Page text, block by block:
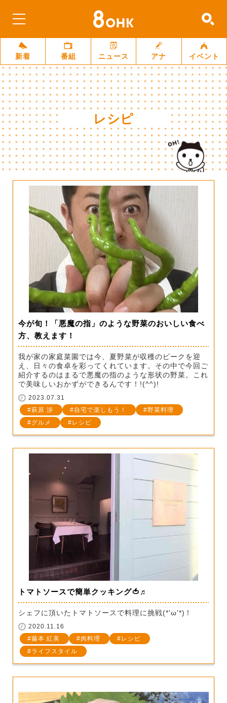
新着 番組 ニュース アナ イベント
レシピ
今が旬！「悪魔の指」のような野菜のおいしい食べ
方、教えます！
我が家の家庭菜園では今、夏野菜が収穫のピークを迎
え、日々の食卓を彩ってくれています。その中で今回ご
紹介するのはまるで悪魔の指のような形状の野菜。これ
で美味しいおかずができるんです！!(^^)!
2023.07.31
萩原 渉
自宅で楽しもう！
野菜料理
グルメ
レシピ
トマトソースで簡単クッキング🍅♬
シェフに頂いたトマトソースで料理に挑戦(*'ω'*)！
2020.11.16
藤本 紅美
肉料理
レシピ
ライフスタイル